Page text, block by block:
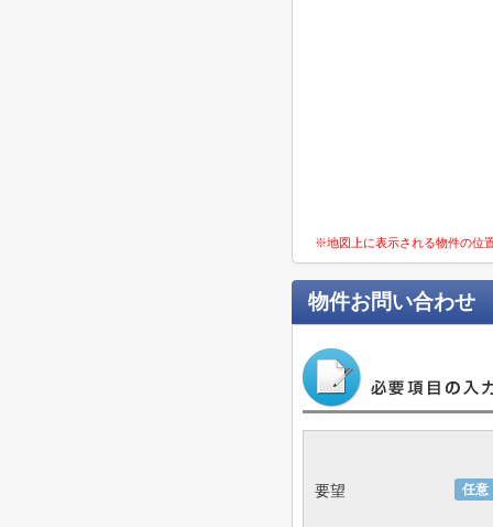
※地図上に表示される物件の位
物件お問い合わせ
任意
要望